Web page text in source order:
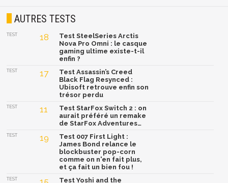
AUTRES TESTS
TEST 18
Test SteelSeries Arctis
Nova Pro Omni : le casque
gaming ultime existe-t-il
enfin ?
TEST 17
Test Assassin’s Creed
Black Flag Resynced :
Ubisoft retrouve enfin son
trésor perdu
TEST 11
Test StarFox Switch 2 : on
aurait préféré un remake
de StarFox Adventures…
TEST 19
Test 007 First Light :
James Bond relance le
blockbuster pop-corn
comme on n'en fait plus,
et ça fait un bien fou !
TEST Test Yoshi and the